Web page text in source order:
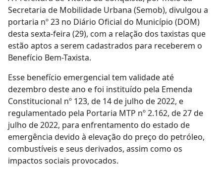
Secretaria de Mobilidade Urbana (Semob), divulgou a
portaria nº 23 no Diário Oficial do Município (DOM)
desta sexta-feira (29), com a relação dos taxistas que
estão aptos a serem cadastrados para receberem o
Benefício Bem-Taxista.
Esse benefício emergencial tem validade até
dezembro deste ano e foi instituído pela Emenda
Constitucional nº 123, de 14 de julho de 2022, e
regulamentado pela Portaria MTP nº 2.162, de 27 de
julho de 2022, para enfrentamento do estado de
emergência devido à elevação do preço do petróleo,
combustíveis e seus derivados, assim como os
impactos sociais provocados.